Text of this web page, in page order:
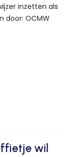
inzetten als
door: OCMW
wil